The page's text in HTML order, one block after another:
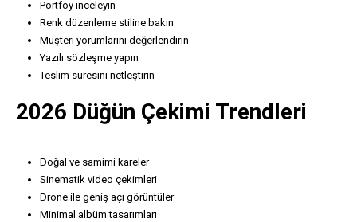
Portföy inceleyin
Renk düzenleme stiline bakın
Müşteri yorumlarını değerlendirin
Yazılı sözleşme yapın
Teslim süresini netleştirin
2026 Düğün Çekimi Trendleri
Doğal ve samimi kareler
Sinematik video çekimleri
Drone ile geniş açı görüntüler
Minimal albüm tasarımları